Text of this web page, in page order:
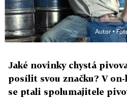
Autor ▪
Jaké novinky chystá
posílit svou značku? V
se ptali spolumajitele